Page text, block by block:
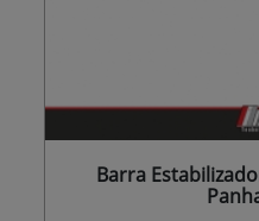
Barra